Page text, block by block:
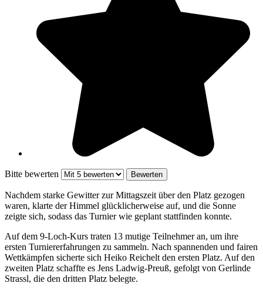
Bitte bewerten
Nachdem starke Gewitter zur Mittagszeit über den Platz gezogen
waren, klarte der Himmel glücklicherweise auf, und die Sonne
zeigte sich, sodass das Turnier wie geplant stattfinden konnte.
Auf dem 9-Loch-Kurs traten 13 mutige Teilnehmer an, um ihre
ersten Turniererfahrungen zu sammeln. Nach spannenden und fairen
Wettkämpfen sicherte sich Heiko Reichelt den ersten Platz. Auf den
zweiten Platz schaffte es Jens Ladwig-Preuß, gefolgt von Gerlinde
Strassl, die den dritten Platz belegte.